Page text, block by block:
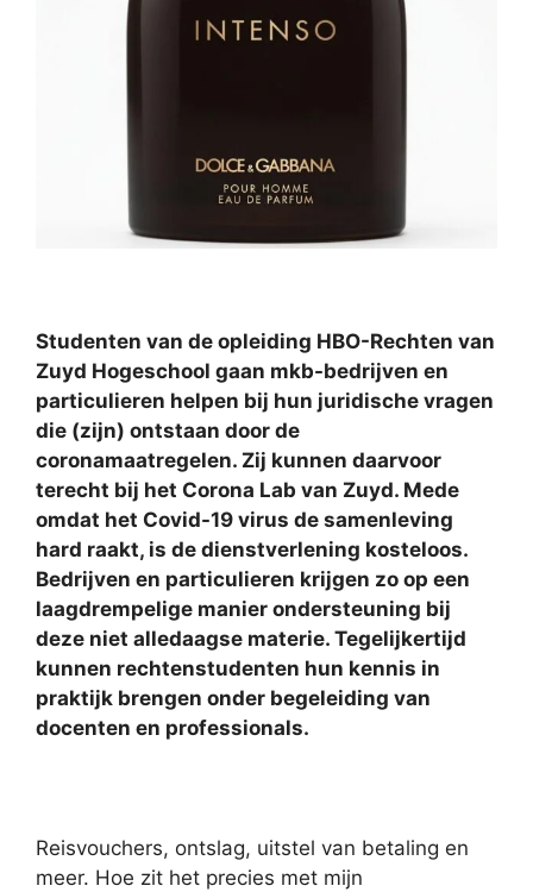
Studenten van de opleiding HBO-Rechten van
Zuyd Hogeschool gaan mkb-bedrijven en
particulieren helpen bij hun juridische vragen
die (zijn) ontstaan door de
coronamaatregelen. Zij kunnen daarvoor
terecht bij het Corona Lab van Zuyd. Mede
omdat het Covid-19 virus de samenleving
hard raakt, is de dienstverlening kosteloos.
Bedrijven en particulieren krijgen zo op een
laagdrempelige manier ondersteuning bij
deze niet alledaagse materie. Tegelijkertijd
kunnen rechtenstudenten hun kennis in
praktijk brengen onder begeleiding van
docenten en professionals.
Reisvouchers, ontslag, uitstel van betaling en
meer. Hoe zit het precies met mijn